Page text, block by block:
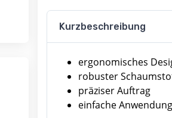
Kurzbeschreibung
ergonomisches
robuster
präziser Auftrag
einfache Anwendung